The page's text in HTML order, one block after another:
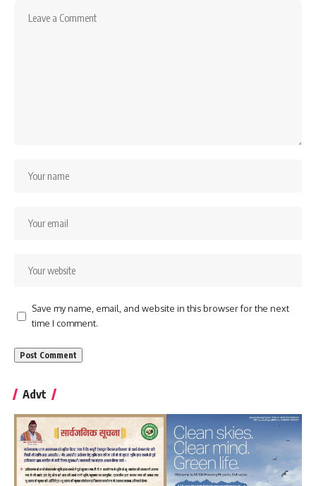
Save my name, email, and website in this browser for the next
time I comment.
Advt